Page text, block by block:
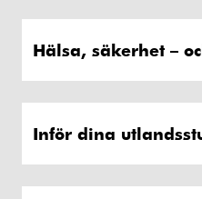
Hälsa, säkerhet –
Inför dina